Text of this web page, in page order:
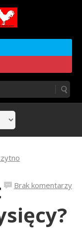
Brak komentarzy